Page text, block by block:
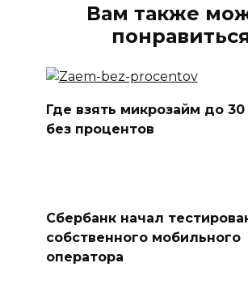
Вам также
Где взять микрозайм до 30
без процентов
Сбербанк начал
собственного мобильного
оператора